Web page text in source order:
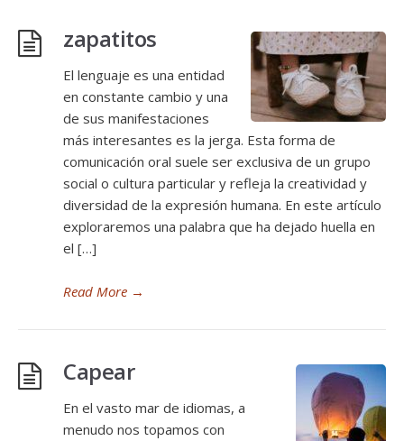
zapatitos
El lenguaje es una entidad
en constante cambio y una
de sus manifestaciones
más interesantes es la jerga. Esta forma de
comunicación oral suele ser exclusiva de un grupo
social o cultura particular y refleja la creatividad y
diversidad de la expresión humana. En este artículo
exploraremos una palabra que ha dejado huella en
el […]
Read More →
Capear
En el vasto mar de idiomas, a
menudo nos topamos con